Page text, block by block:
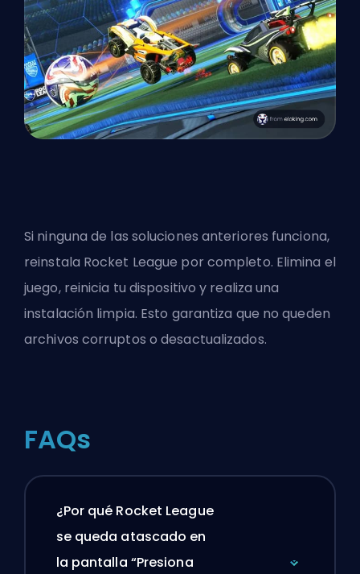
Si ninguna de las soluciones anteriores funciona,
reinstala Rocket League por completo. Elimina el
juego, reinicia tu dispositivo y realiza una
instalación limpia. Esto garantiza que no queden
archivos corruptos o desactualizados.
FAQs
¿Por qué Rocket League
se queda atascado en
la pantalla “Presiona